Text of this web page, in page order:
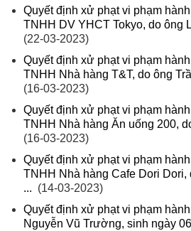
Quyết định xử phạt vi phạm
TNHH DV YHCT Tokyo, do ông
(22-03-2023)
Quyết định xử phạt vi phạm
TNHH Nhà hàng T&T, do ông
(16-03-2023)
Quyết định xử phạt vi phạm
TNHH Nhà hàng Ăn uống 200,
(16-03-2023)
Quyết định xử phạt vi phạm
TNHH Nhà hàng Cafe Dori
... (14-03-2023)
Quyết định xử phạt vi phạm
Nguyễn Vũ Trường, sinh ngày